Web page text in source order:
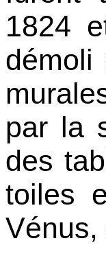
1824
démoli
par la
des
toiles